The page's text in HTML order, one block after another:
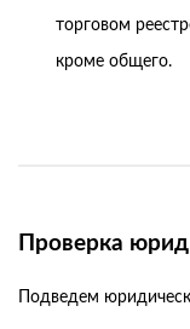
торговом
кроме общего.
Проверка
Подведем